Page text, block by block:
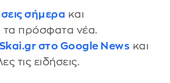
σήμερα και
τα πρόσφατα νέα.
Skai.gr στο Google News και
τις ειδήσεις.